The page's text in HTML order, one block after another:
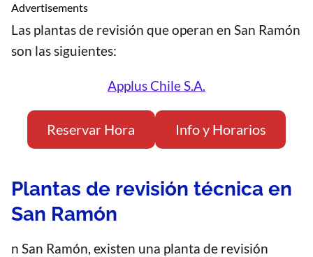
Advertisements
Las plantas de revisión que operan en San Ramón
son las siguientes:
Applus Chile S.A.
Reservar Hora Info y Horarios
Plantas de revisión técnica en
San Ramón
n San Ramón, existen una planta de revisión